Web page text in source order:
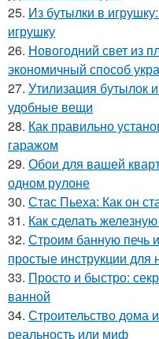
25. Из бутылки в
игрушку
26. Новогодний свет из
экономичный способ
27. Утилизация бутылок
удобные вещи
28. Как правильно
гаражом
29. Обои для вашей
одном рулоне
30. Стас Пьеха: Как он
31. Как сделать
32. Строим банную печь
простые инструкции
33. Просто и быстро:
ванной
34. Строительство дома
реальность или миф